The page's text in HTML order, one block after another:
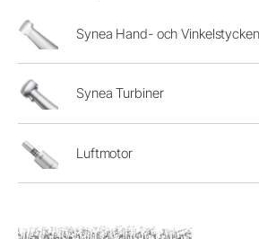
Synea Hand- och Vinkelstycken
Synea Turbiner
Luftmotor